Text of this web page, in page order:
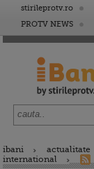
stirileprotv.ro
PROTV NEWS
ibani
actualitate
international